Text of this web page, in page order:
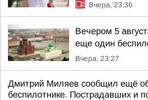
Вчера, 23:36
Вечером 5
еще один
Вчера, 23:27
Дмитрий Миляев сообщил ещё
беспилотнике. Пострадавших и